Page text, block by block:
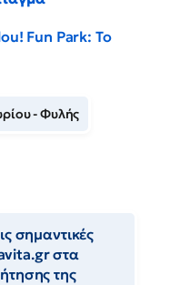
Fun Park: Το
- Φυλής
σημαντικές
στα
της